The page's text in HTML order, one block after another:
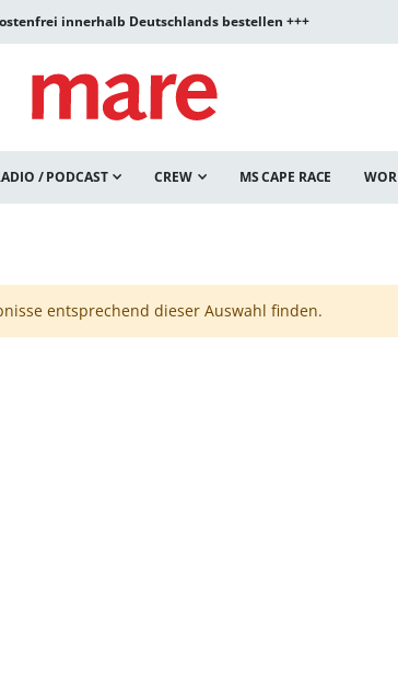
innerhalb Deutschlands bestellen +++
/ PODCAST CREW MS CAPE RACE WOR
entsprechend dieser Auswahl finden.